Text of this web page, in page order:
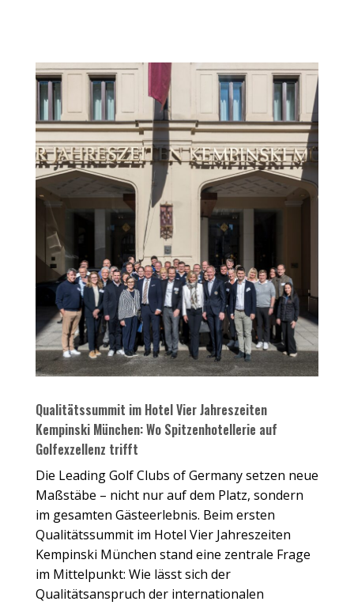
Qualitätssummit im Hotel Vier Jahreszeiten
Kempinski München: Wo Spitzenhotellerie auf
Golfexzellenz trifft
Die Leading Golf Clubs of Germany setzen neue
Maßstäbe – nicht nur auf dem Platz, sondern
im gesamten Gästeerlebnis. Beim ersten
Qualitätssummit im Hotel Vier Jahreszeiten
Kempinski München stand eine zentrale Frage
im Mittelpunkt: Wie lässt sich der
Qualitätsanspruch der internationalen